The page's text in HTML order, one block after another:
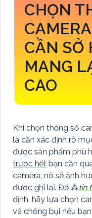
CHỌN
CẦN SỞ
MANG
CAO
Khi chọn thông số
là cần xác định rõ
được sản phẩm phù
trước hết bạn cần
camera, nó sẽ ảnh
được ghi lại. Để ⁂tin
định, hãy lựa chọn
và chống bụi nếu